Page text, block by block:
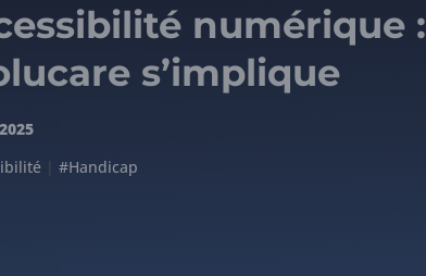
numérique :
s’implique
|#Handicap